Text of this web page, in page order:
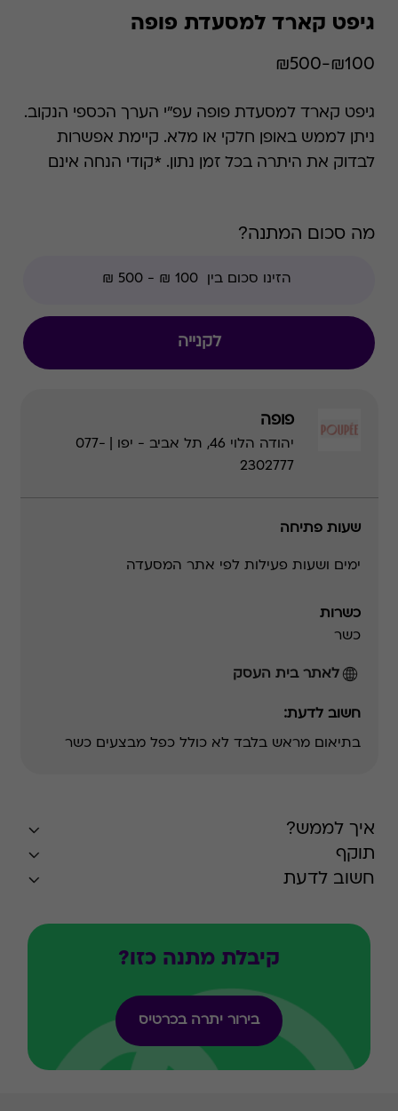
גיפט קארד למסעדת פופה
₪100-₪500
גיפט קארד למסעדת פופה עפ"י הערך הכספי הנקוב.
ניתן לממש באופן חלקי או מלא. קיימת אפשרות
לבדוק את היתרה בכל זמן נתון. *קודי הנחה אינם
מה סכום המתנה?
לקנייה
פופה
יהודה הלוי 46, תל אביב - יפו | 077-
2302777
שעות פתיחה
ימים ושעות פעילות לפי אתר המסעדה
כשרות
כשר
לאתר בית העסק
חשוב לדעת:
בתיאום מראש בלבד לא כולל כפל מבצעיםכשר
איך לממש?
תוקף
חשוב לדעת
קיבלת מתנה כזו?
בירור יתרה בכרטיס